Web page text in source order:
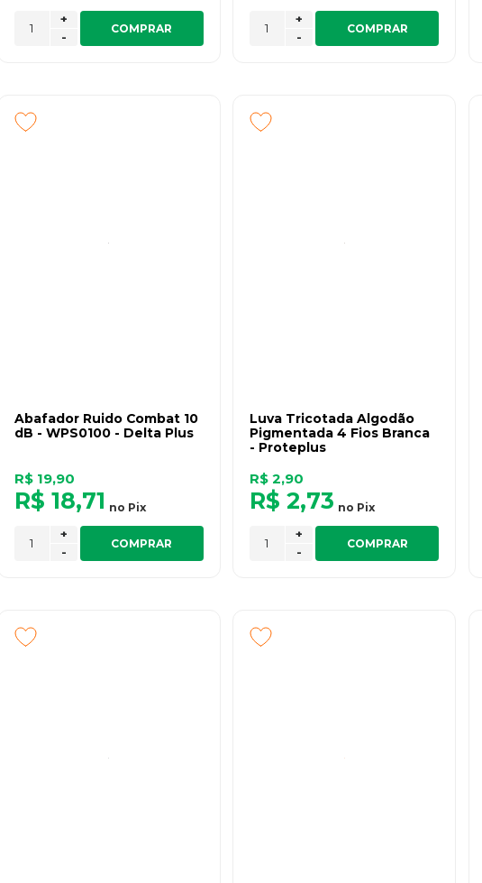
-
+
COMPRAR
-
+
COMPRAR
Abafador Ruido Combat 10
dB - WPS0100 - Delta Plus
R$ 19,90
R$ 18,71 no Pix
-
+
COMPRAR
Luva Tricotada Algodão
Pigmentada 4 Fios Branca
- Proteplus
R$ 2,90
R$ 2,73 no Pix
-
+
COMPRAR